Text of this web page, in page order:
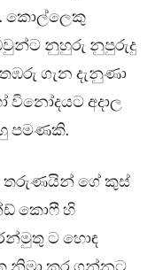
කොල්ලෙකු
නුහුරු නුපුරුදු
ගැන දැනුණා
විනෝදයට අදාල
පමණකි.
තරුණයින් ගේ කුස්
කොෆී හි
ට හොඳ